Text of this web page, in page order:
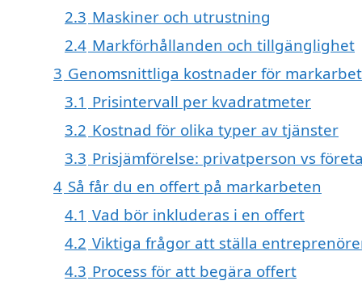
2.3 Maskiner och utrustning
2.4 Markförhållanden och tillgänglighet
3 Genomsnittliga kostnader för
3.1 Prisintervall per kvadratmeter
3.2 Kostnad för olika typer av tjänster
3.3 Prisjämförelse: privatperson vs
4 Så får du en offert på markarbeten
4.1 Vad bör inkluderas i en offert
4.2 Viktiga frågor att ställa
4.3 Process för att begära offert